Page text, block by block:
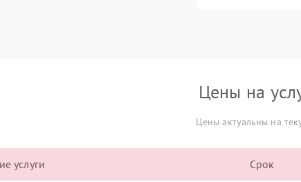
Цены на
Цены актуальны на
услуги Срок